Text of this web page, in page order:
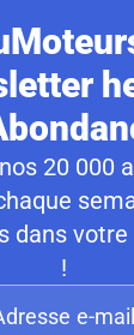
20 000
dans
!